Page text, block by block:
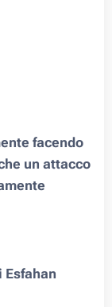
facendo
un attacco